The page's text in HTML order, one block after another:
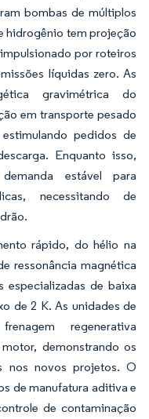
bombas de múltiplos
hidrogênio tem projeção
por roteiros
líquidas zero. As
gravimétrica do
em transporte pesado
pedidos de
Enquanto isso,
estável para
necessitando de
rápido, do hélio na
ressonância magnética
de baixa
de 2 K. As unidades de
regenerativa
demonstrando os
nos novos projetos. O
de manufatura aditiva e
de contaminação